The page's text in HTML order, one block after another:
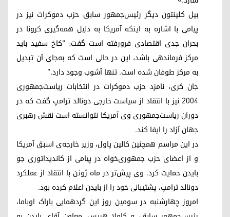
بیل کلینتون دیگر رئیس‌جمهور سابق حزب دموکرات نیز در
پیامی با اشاره به اینکه آمریکا به دلیل همه‌گیری کرونا در
بحران جدی اقتصادی فرورفته است گفت: "کاخ سفید باید
مرکز فرماندهی باشد، این در حالی است که به‌جای آن تبدیل
به مرکز طوفان شده است. تنها آشوب وجود دارد."
جان کری، نامزد حزب دموکرات در انتخابات ریاست‌جمهوری
۲۰۰۴ نیز با انتقاد از سیاست خارجی دونالد ترامپ گفت که در
دوران ریاست‌جمهوری وی آمریکا نتوانسته است نقش رهبری
جهان آزاد را ایفا کند.
در این مراسم همچنین کالین پاول، وزیر خارجه‌ی اسبق آمریکا
و از اعضای حزب جمهوری‌خواه در پیامی از کاندیداتوری جو
بایدن حمایت کرد. وی پیش‌تر در ماه ژوئن با انتقاد از عملکرد
دونالد ترامپ، پشتیبانی خود را از بایدن اعلام کرده بود.
امروز چهارشنبه در سومین روز این گردهمایی باراک اوباما،